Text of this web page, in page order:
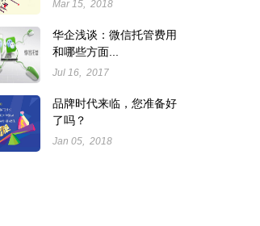
Mar 15, 2018
华企浅谈：微信托管费用
和哪些方面...
Jul 16, 2017
品牌时代来临，您准备好
了吗？
Jan 05, 2018